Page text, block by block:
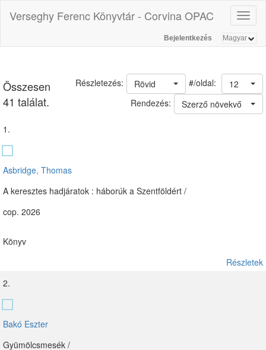
Verseghy Ferenc Könyvtár - Corvina OPAC
Bejelentkezés
Összesen
41 találat.
#/oldal: 12
Rövid
Részletezés:
Rendezés:
Szerző növekvő
1.
Asbridge, Thomas
A keresztes hadjáratok : háborúk a Szentföldért /
cop. 2026
Könyv
Részletek
2.
Bakó Eszter
Gyümölcsmesék /